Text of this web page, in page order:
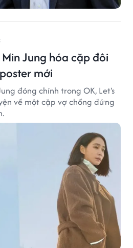
Min Jung hóa cặp đôi
mới
đóng chính trong OK, Let's
về một cặp vợ chồng đứng